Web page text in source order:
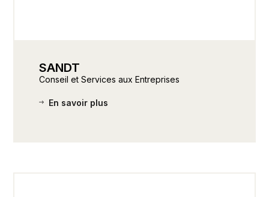
SANDT
Conseil et Services aux Entreprises
En savoir plus